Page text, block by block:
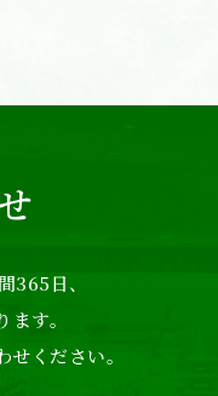
365日、
す。
ください。